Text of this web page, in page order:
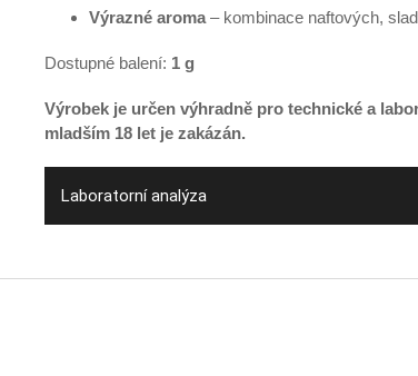
Výrazné aroma – kombinace naftových,
Dostupné balení: 1 g
Výrobek je určen výhradně pro technické a
mladším 18 let je zakázán.
Laboratorní analýza